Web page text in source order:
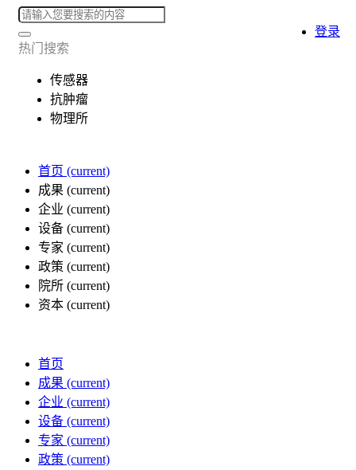
热门搜索
传感器
抗肿瘤
物理所
首页 (current)
成果 (current)
企业 (current)
设备 (current)
专家 (current)
政策 (current)
院所 (current)
资本 (current)
登录
首页
成果 (current)
企业 (current)
设备 (current)
专家 (current)
政策 (current)